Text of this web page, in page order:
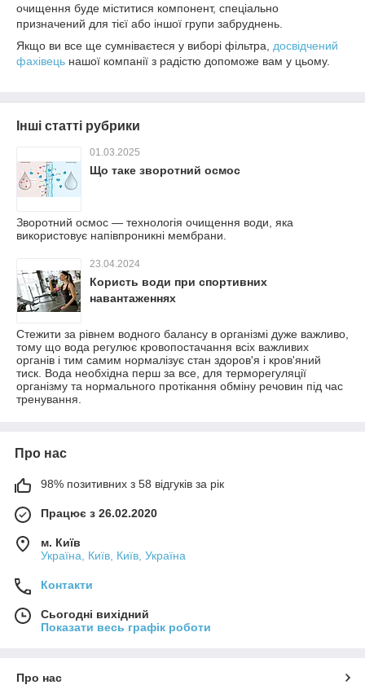
очищення буде міститися компонент, спеціально
призначений для тієї або іншої групи забруднень.
Якщо ви все ще сумніваєтеся у виборі фільтра, досвідчений
фахівець нашої компанії з радістю допоможе вам у цьому.
Інші статті рубрики
01.03.2025
Що таке зворотний осмос
Зворотний осмос — технологія очищення води, яка
використовує напівпроникні мембрани.
23.04.2024
Користь води при спортивних
навантаженнях
Стежити за рівнем водного балансу в організмі дуже важливо,
тому що вода регулює кровопостачання всіх важливих
органів і тим самим нормалізує стан здоров'я і кров'яний
тиск. Вода необхідна перш за все, для терморегуляції
організму та нормального протікання обміну речовин під час
тренування.
Про нас
98% позитивних з 58 відгуків за рік
Працює з 26.02.2020
м. Київ
Україна, Київ, Київ, Україна
Контакти
Сьогодні вихідний
Показати весь графік роботи
Про нас